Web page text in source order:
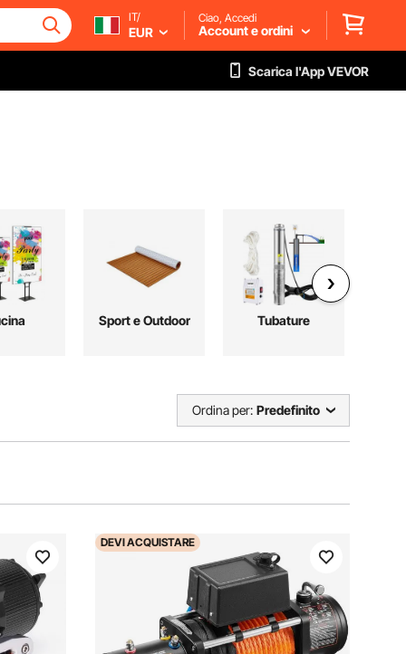
IT/
EUR
Ciao, Accedi
Account e ordini
Scarica l'App VEVOR
Sport e Outdoor Tubature
Ordina per: Predefinito
DEVIACQUISTARE